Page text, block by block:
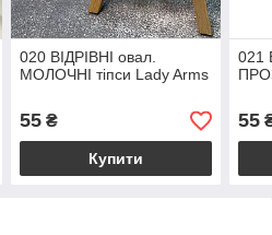
020 ВІДРІВНІ овал.
МОЛОЧНІ тіпси Lady Arms
55₴
Купити
021
55